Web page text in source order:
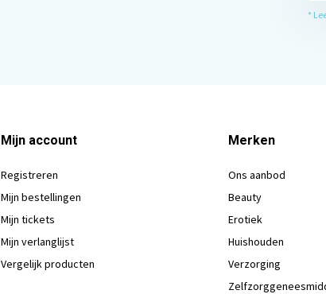
*
Mijn account
Registreren
Mijn bestellingen
Mijn tickets
Mijn verlanglijst
Vergelijk producten
Merken
Ons aanbod
Beauty
Erotiek
Huishouden
Verzorging